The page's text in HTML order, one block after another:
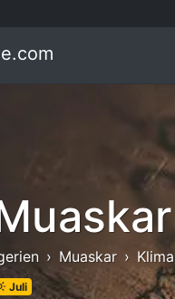
Muaskar Klima
Juli